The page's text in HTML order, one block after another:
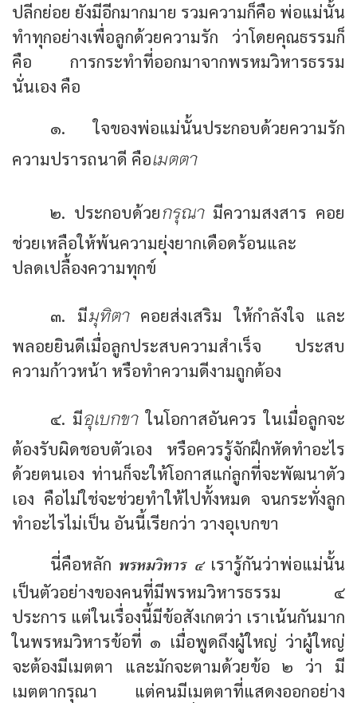
ปลีกย่อย ยังมีอีกมากมาย รวมความก็คือ พ่อแม่นั้น
ทำทุกอย่างเพื่อลูกด้วยความรัก ว่าโดยคุณธรรมก็
คือ การกระทำที่ออกมาจากพรหมวิหารธรรม
นั่นเอง คือ
๑. ใจของพ่อแม่นั้นประกอบด้วยความรัก
ความปรารถนาดี คือเมตตา
๒. ประกอบด้วยกรุณามีความสงสาร คอย
ช่วยเหลือให้พ้นความยุ่งยากเดือดร้อนและ
ปลดเปลื้องความทุกข์
๓. มีมุทิตาคอยส่งเสริม ให้กำลังใจ และ
พลอยยินดีเมื่อลูกประสบความสำเร็จ ประสบ
ความก้าวหน้า หรือทำความดีงามถูกต้อง
๔. มีอุเบกขาในโอกาสอันควร ในเมื่อลูกจะ
ต้องรับผิดชอบตัวเอง หรือควรรู้จักฝึกหัดทำอะไร
ด้วยตนเอง ท่านก็จะให้โอกาสแก่ลูกที่จะพัฒนาตัว
เอง คือไม่ใช่จะช่วยทำให้ไปทั้งหมด จนกระทั่งลูก
ทำอะไรไม่เป็น อันนี้เรียกว่า วางอุเบกขา
นี่คือหลัก พรหมวิหาร ๔เรารู้กันว่าพ่อแม่นั้น
เป็นตัวอย่างของคนที่มีพรหมวิหารธรรม ๔
ประการ แต่ในเรื่องนี้มีข้อสังเกตว่า เราเน้นกันมาก
ในพรหมวิหารข้อที่ ๑ เมื่อพูดถึงผู้ใหญ่ ว่าผู้ใหญ่
จะต้องมีเมตตา และมักจะตามด้วยข้อ ๒ ว่า มี
เมตตากรุณา แต่คนมีเมตตาที่แสดงออกอย่าง